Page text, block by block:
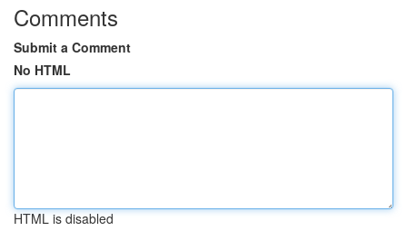
Comments
Submit a Comment
No HTML
HTML is disabled